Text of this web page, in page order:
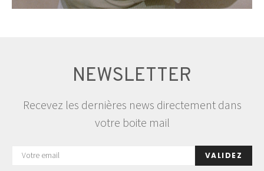
NEWSLETTER
Recevez les dernières news directement dans
votre boite mail
VALIDEZ